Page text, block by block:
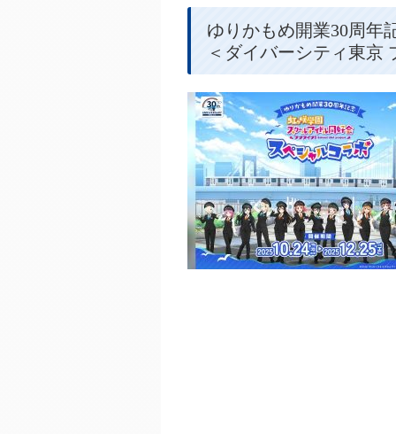
ゆりかもめ開業30周年
＜ダイバーシティ東京